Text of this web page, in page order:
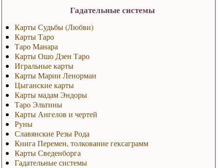
Гадательные системы
Карты Судьбы (Любви)
Карты Таро
Таро Манара
Карты Ошо Дзен Таро
Игральные карты
Карты Марии Ленорман
Цыганские карты
Карты мадам Эндоры
Таро Эльтины
Карты Ангелов и чертей
Руны
Славянские Резы Рода
Книга Перемен, толкование гексаграмм
Карты Сведенборга
Гадательные системы